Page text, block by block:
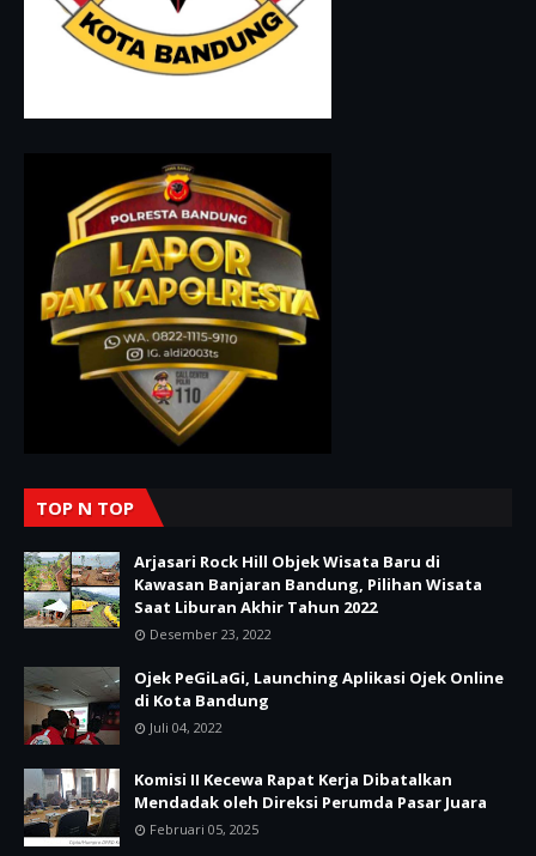
TOP N TOP
Arjasari Rock Hill Objek Wisata Baru di
Kawasan Banjaran Bandung, Pilihan Wisata
Saat Liburan Akhir Tahun 2022
Desember 23, 2022
Ojek PeGiLaGi, Launching Aplikasi Ojek Online
di Kota Bandung
Juli 04, 2022
Komisi II Kecewa Rapat Kerja Dibatalkan
Mendadak oleh Direksi Perumda Pasar Juara
Februari 05, 2025